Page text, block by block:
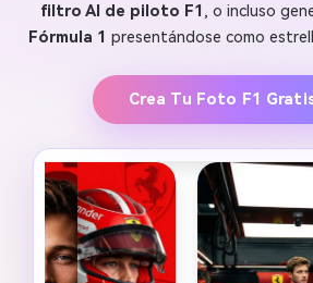
filtro AI de piloto F1 , o incluso
Fórmula 1 presentándose como
Crea Tu Foto F1